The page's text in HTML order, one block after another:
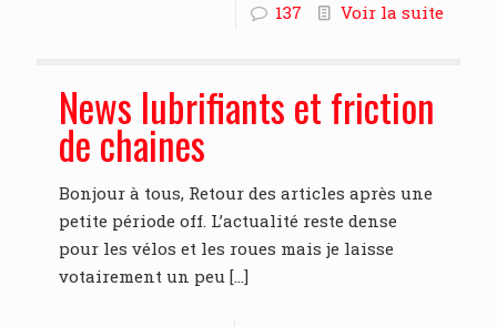
137 Voir la suite
News lubrifiants et friction
de chaines
Bonjour à tous, Retour des articles après une
petite période off. L’actualité reste dense
pour les vélos et les roues mais je laisse
votairement un peu […]